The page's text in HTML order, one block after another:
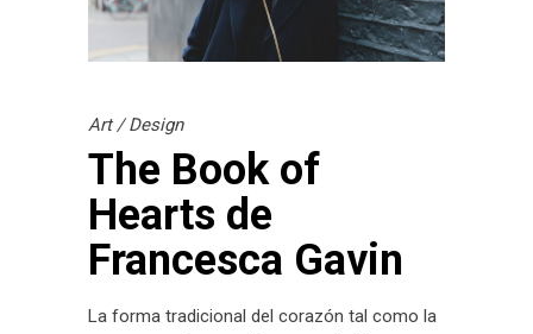
Art/Design
The Book of
Hearts de
Francesca Gavin
La forma tradicional del corazón tal como la